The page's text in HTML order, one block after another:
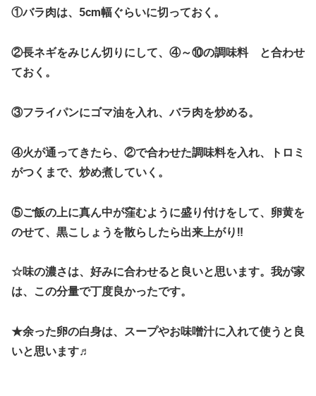
①バラ肉は、5cm幅ぐらいに切っておく。
②長ネギをみじん切りにして、④～⑩の調味料 と合わせ
ておく。
③フライパンにゴマ油を入れ、バラ肉を炒める。
④火が通ってきたら、②で合わせた調味料を入れ、トロミ
がつくまで、炒め煮していく。
⑤ご飯の上に真ん中が窪むように盛り付けをして、卵黄を
のせて、黒こしょうを散らしたら出来上がり‼
☆味の濃さは、好みに合わせると良いと思います。我が家
は、この分量で丁度良かったです。
★余った卵の白身は、スープやお味噌汁に入れて使うと良
いと思います♬